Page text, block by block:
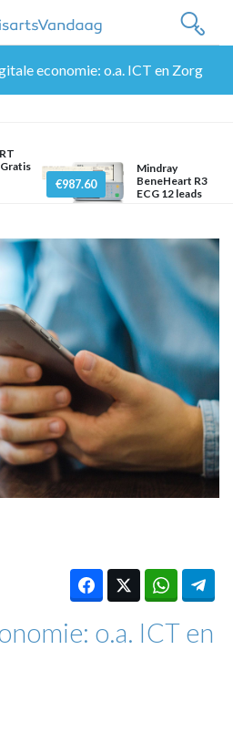
economie: o.a. ICT en Zorg
€987.60
Mindray
BeneHeart R3
ECG 12 leads
o.a. ICT en